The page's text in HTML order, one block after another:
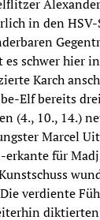
in den HSV-
schwer hier
Karch
Elf bereits
(4., 10., 14.)
Marcel
erkante für
verdiente